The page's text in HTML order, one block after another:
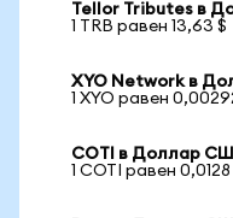
Tellor Tributes в
1 TRB равен 13,63 $
XYO Network в
1 XYO равен
COTI в Доллар
1 COTI равен 0,0128